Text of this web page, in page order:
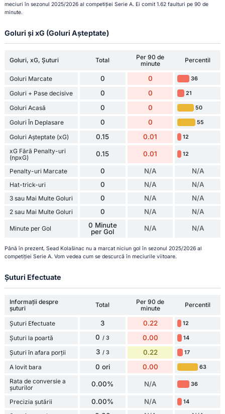
meciuri în sezonul 2025/2026 al competiției Serie A. Ei comit 1.62 faulturi pe 90 de
minute.
Goluri și xG (Goluri Așteptate)
Goluri, xG, Șuturi Total
Per 90 de
minute
Percentil
Goluri Marcate 0 0 36
Goluri + Pase decisive 0 0 21
Goluri Acasă 0 0 50
Goluri În Deplasare 0 0 55
Goluri Așteptate (xG) 0.15 0.01 12
xG Fără Penalty-uri
(npxG)
0.15 0.01 12
Penalty-uri Marcate 0 N/A N/A
Hat-trick-uri 0 N/A N/A
3 sau Mai Multe Goluri 0 N/A N/A
2 sau Mai Multe Goluri 0 N/A N/A
Minute per Gol
0 Minute
per Gol
N/A N/A
Până în prezent, Sead Kolašinac nu a marcat niciun gol în sezonul 2025/2026 al
competiției Serie A. Vom vedea cum se descurcă în meciurile viitoare.
Șuturi Efectuate
Informații despre
șuturi
Total
Per 90 de
minute
Percentil
Șuturi Efectuate 3 0.22 12
Șuturi la poartă 0 / 3 0.00 14
Șuturi în afara porții 3 / 3 0.22 17
A lovit bara 0 ori 0.00 63
Rata de conversie a
șuturilor
0.00% N/A 36
Precizia șutării 0.00% N/A 14